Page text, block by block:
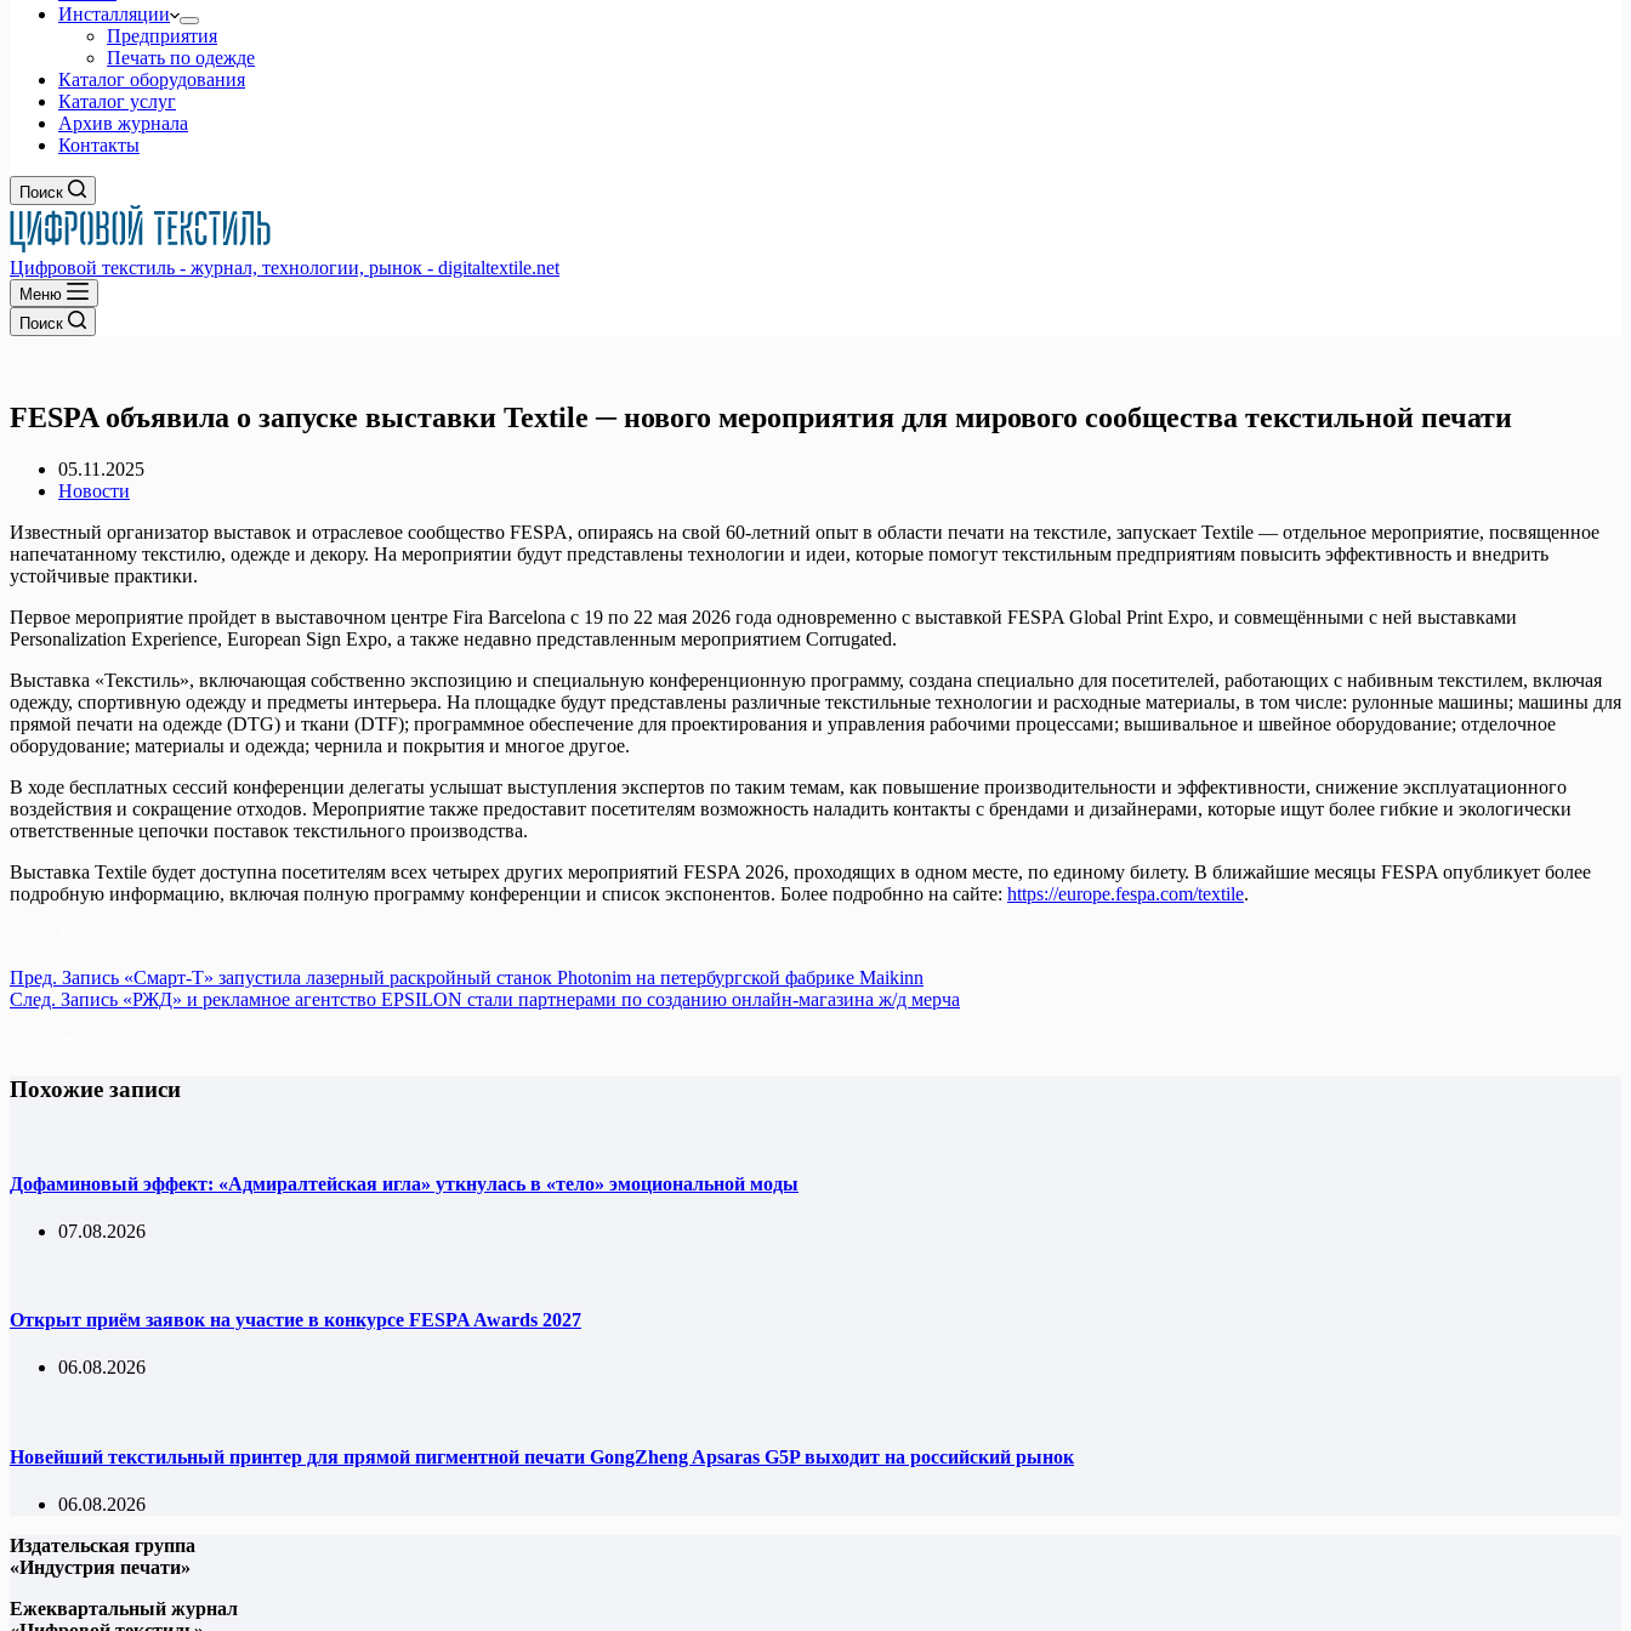
Инсталляции
Предприятия
Печать по одежде
Каталог оборудования
Каталог услуг
Архив журнала
Контакты
Поиск
Цифровой текстиль - журнал, технологии, рынок - digitaltextile.net
Меню
Поиск
FESPA объявила о запуске выставки Textile ─ нового мероприятия для мирового сообщества текстильной печати
05.11.2025
Новости
Известный организатор выставок и отраслевое сообщество FESPA, опираясь на свой 60-летний опыт в области печати на текстиле, запускает Textile — отдельное мероприятие, посвященное
напечатанному текстилю, одежде и декору. На мероприятии будут представлены технологии и идеи, которые помогут текстильным предприятиям повысить эффективность и внедрить
устойчивые практики.
Первое мероприятие пройдет в выставочном центре Fira Barcelona с 19 по 22 мая 2026 года одновременно с выставкой FESPA Global Print Expo, и совмещёнными с ней выставками
Personalization Experience, European Sign Expo, а также недавно представленным мероприятием Corrugated.
Выставка «Текстиль», включающая собственно экспозицию и специальную конференционную программу, создана специально для посетителей, работающих с набивным текстилем, включая
одежду, спортивную одежду и предметы интерьера. На площадке будут представлены различные текстильные технологии и расходные материалы, в том числе: рулонные машины; машины для
прямой печати на одежде (DTG) и ткани (DTF); программное обеспечение для проектирования и управления рабочими процессами; вышивальное и швейное оборудование; отделочное
оборудование; материалы и одежда; чернила и покрытия и многое другое.
В ходе бесплатных сессий конференции делегаты услышат выступления экспертов по таким темам, как повышение производительности и эффективности, снижение эксплуатационного
воздействия и сокращение отходов. Мероприятие также предоставит посетителям возможность наладить контакты с брендами и дизайнерами, которые ищут более гибкие и экологически
ответственные цепочки поставок текстильного производства.
Выставка Textile будет доступна посетителям всех четырех других мероприятий FESPA 2026, проходящих в одном месте, по единому билету. В ближайшие месяцы FESPA опубликует более
подробную информацию, включая полную программу конференции и список экспонентов. Более подробнно на сайте: https://europe.fespa.com/textile.
Пред. Запись «Смарт-Т» запустила лазерный раскройный станок Photonim на петербургской фабрике Maikinn
След. Запись «РЖД» и рекламное агентство EPSILON стали партнерами по созданию онлайн-магазина ж/д мерча
Похожие записи
Дофаминовый эффект: «Адмиралтейская игла» уткнулась в «тело» эмоциональной моды
07.08.2026
Открыт приём заявок на участие в конкурсе FESPA Awards 2027
06.08.2026
Новейший текстильный принтер для прямой пигментной печати GongZheng Apsaras G5P выходит на российский рынок
06.08.2026
Издательская группа
«Индустрия печати»
Ежеквартальный журнал